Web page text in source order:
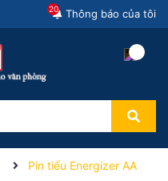
Thông báo của tôi
20
Pin tiểu Energizer AA